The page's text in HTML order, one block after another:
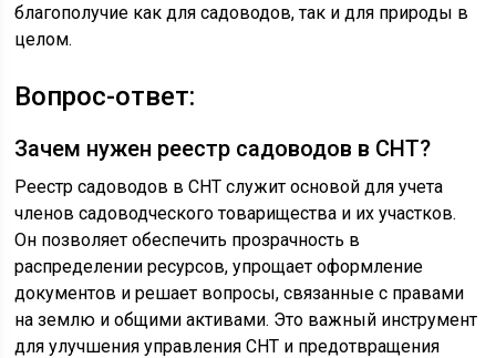
благополучие как для садоводов, так и для природы в
целом.
Вопрос-ответ:
Зачем нужен реестр садоводов в СНТ?
Реестр садоводов в СНТ служит основой для учета
членов садоводческого товарищества и их участков.
Он позволяет обеспечить прозрачность в
распределении ресурсов, упрощает оформление
документов и решает вопросы, связанные с правами
на землю и общими активами. Это важный инструмент
для улучшения управления СНТ и предотвращения